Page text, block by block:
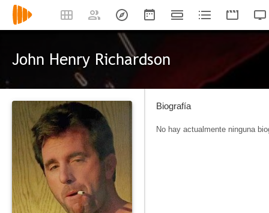
John Henry Richardson
Biografía
No hay actualmente ninguna